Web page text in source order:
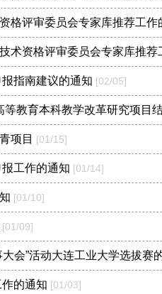
格评审委员会专家库推荐工作
术资格评审委员会专家库推荐
指南建议的通知 [02/05]
教育本科教学改革研究项目
项目 [01/15]
工作的通知 [01/14]
[01/10]
[01/09]
会”活动大连工业大学选拔赛
的通知 [01/03]